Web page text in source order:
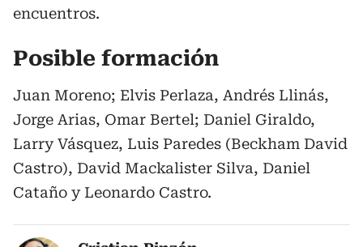
encuentros.
Posible formación
Juan Moreno; Elvis Perlaza, Andrés Llinás,
Jorge Arias, Omar Bertel; Daniel Giraldo,
Larry Vásquez, Luis Paredes (Beckham David
Castro), David Mackalister Silva, Daniel
Cataño y Leonardo Castro.